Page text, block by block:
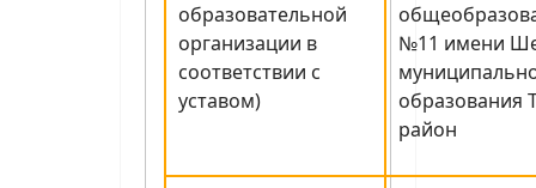
образовательной
организации в
соответствии с
уставом)
№11 имени
образования
район